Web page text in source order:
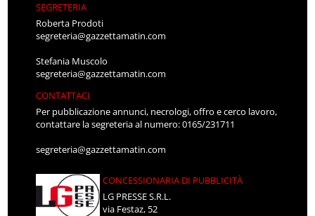
SEGRETERIA
Roberta Prodoti
segreteria@gazzettamatin.com
Stefania Muscolo
segreteria@gazzettamatin.com
CONTATTACI
Per pubblicazione annunci, necrologi, offro e cerco lavoro,
contattare la segreteria al numero: 0165/231711
segreteria@gazzettamatin.com
CONCESSIONARIA DI PUBBLICITÀ
LG PRESSE S.R.L.
via Festaz, 52